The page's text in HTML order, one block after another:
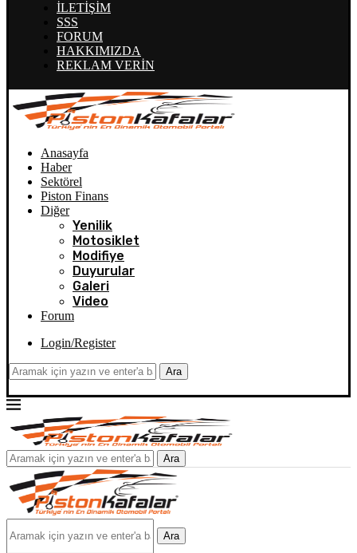
İLETİŞİM
SSS
FORUM
HAKKIMIZDA
REKLAM VERİN
Anasayfa
Haber
Sektörel
Piston Finans
Diğer
Yenilik
Motosiklet
Modifiye
Duyurular
Galeri
Video
Forum
Login/Register
Ara
Ara
Ara